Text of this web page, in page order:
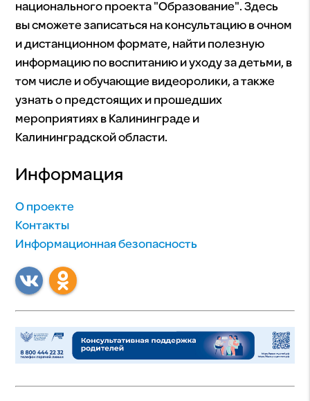
национального проекта "Образование". Здесь
вы сможете записаться на консультацию в очном
и дистанционном формате, найти полезную
информацию по воспитанию и уходу за детьми, в
том числе и обучающие видеоролики, а также
узнать о предстоящих и прошедших
мероприятиях в Калининграде и
Калининградской области.
Информация
О проекте
Контакты
Информационная безопасность